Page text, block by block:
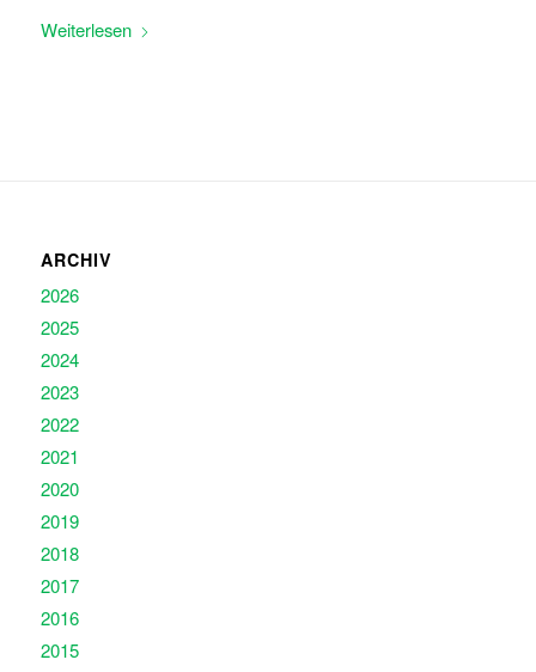
Weiterlesen
ARCHIV
2026
2025
2024
2023
2022
2021
2020
2019
2018
2017
2016
2015